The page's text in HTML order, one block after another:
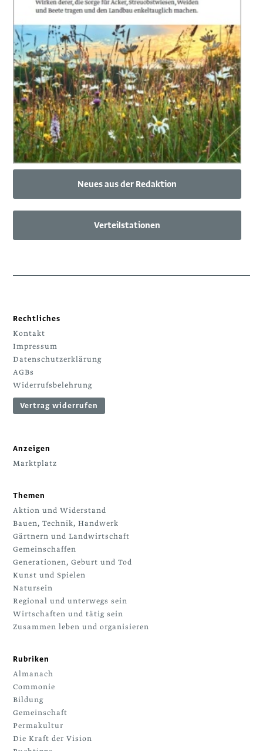
Neues aus der Redaktion
Verteilstationen
Rechtliches
Kontakt
Impressum
Datenschutzerklärung
AGBs
Widerrufsbelehrung
Vertrag widerrufen
Anzeigen
Marktplatz
Themen
Aktion und Widerstand
Bauen, Technik, Handwerk
Gärtnern und Landwirtschaft
Gemeinschaffen
Generationen, Geburt und Tod
Kunst und Spielen
Natursein
Regional und unterwegs sein
Wirtschaften und tätig sein
Zusammen leben und organisieren
Rubriken
Almanach
Commonie
Bildung
Gemeinschaft
Permakultur
Die Kraft der Vision